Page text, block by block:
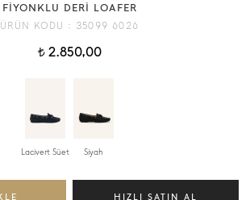
FİYONKLU DERİ LOAFER
ÜRÜN KODU : 35099 6026
t2.850,00
Lacivert Süet Siyah